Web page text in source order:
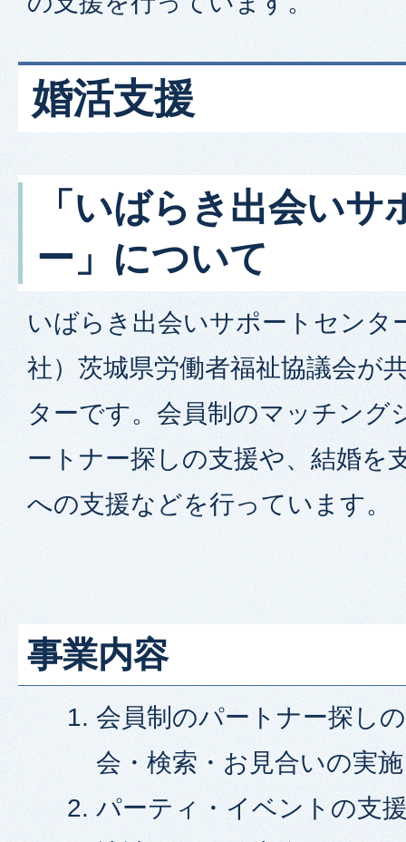
婚活支援
「いばらき出会い
ー」について
いばらき出会いサポートセンタ
社）茨城県労働者福祉協議会が
ターです。会員制のマッチング
ートナー探しの支援や、結婚を
への支援などを行っています。
事業内容
会員制のパートナー探し
会・検索・お見合いの実
パーティ・イベントの支